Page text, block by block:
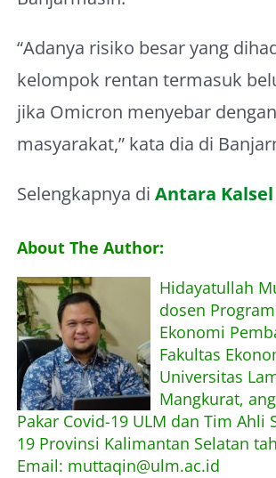
“Adanya risiko besar yang
kelompok rentan termasuk
jika Omicron menyebar
masyarakat,” kata dia di
Selengkapnya di Antara Kalsel
About The Author:
Hidayatullah
dosen
Ekonomi
Fakultas
Universitas
Mangkurat,
Pakar Covid-19 ULM dan Tim Ahli
19 Provinsi Kalimantan Selatan
Email: muttaqin@ulm.ac.id